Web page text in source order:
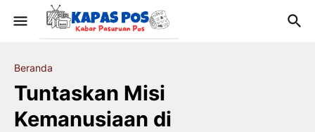
Beranda
Tuntaskan Misi
Kemanusiaan di